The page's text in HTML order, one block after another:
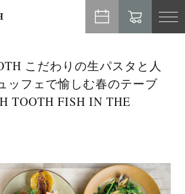
こだわりの生パスタと人
ッフェで愉しむ春のテーブ
TOOTH FISH IN THE